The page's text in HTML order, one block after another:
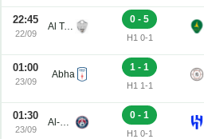
22:45
22/09
Al Taee
0 - 5
H1 0-1
01:00
23/09
Abha
1 - 1
H1 1-1
01:30
23/09
Al-Adalah
0 - 1
H1 0-1